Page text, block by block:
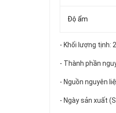
Độ ẩm
- Khối lượng tịnh:
- Thành phần
- Nguồn nguyên
- Ngày sản xuất